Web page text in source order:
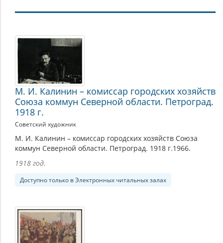
Изобразительные
материалы
М. И. Калинин – комиссар городских хозяйств
Союза коммун Северной области. Петроград.
1918 г.
Советский художник
М. И. Калинин – комиссар городских хозяйств Союза
коммун Северной области. Петроград. 1918 г.1966.
1918 год.
Доступно только в Электронных читальных залах